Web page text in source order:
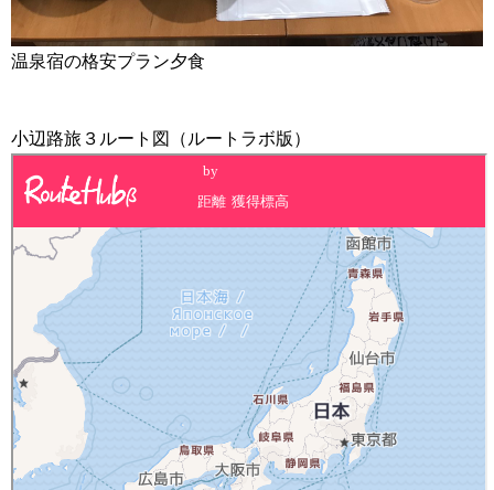
温泉宿の格安プラン夕食
小辺路旅３ルート図（ルートラボ版）